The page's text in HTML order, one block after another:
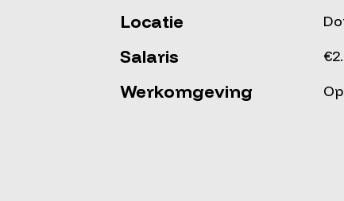
Locatie
Salaris
Werkomgeving